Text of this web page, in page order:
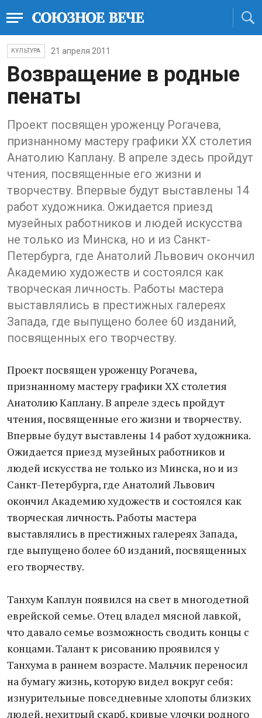
КУЛЬТУРА 21 апреля 2011
Возвращение в родные
пенаты
Проект посвящен уроженцу Рогачева,
признанному мастеру графики XX столетия
Анатолию Каплану. В апреле здесь пройдут
чтения, посвященные его жизни и
творчеству. Впервые будут выставлены 14
работ художника. Ожидается приезд
музейных работников и людей искусства
не только из Минска, но и из Санкт-
Петербурга, где Анатолий Львович окончил
Академию художеств и состоялся как
творческая личность. Работы мастера
выставлялись в престижных галереях
Запада, где выпущено более 60 изданий,
посвященных его творчеству.
Проект посвящен уроженцу Рогачева,
признанному мастеру графики XX столетия
Анатолию Каплану. В апреле здесь пройдут
чтения, посвященные его жизни и творчеству.
Впервые будут выставлены 14 работ художника.
Ожидается приезд музейных работников и
людей искусства не только из Минска, но и из
Санкт-Петербурга, где Анатолий Львович
окончил Академию художеств и состоялся как
творческая личность. Работы мастера
выставлялись в престижных галереях Запада,
где выпущено более 60 изданий, посвященных
его творчеству.
Танхум Каплун появился на свет в многодетной
еврейской семье. Отец владел мясной лавкой,
что давало семье возможность сводить концы с
концами. Талант к рисованию проявился у
Танхума в раннем возрасте. Мальчик переносил
на бумагу жизнь, которую видел вокруг себя:
изнурительные повседневные хлопоты близких
людей, нехитрый скарб, кривые улочки родного